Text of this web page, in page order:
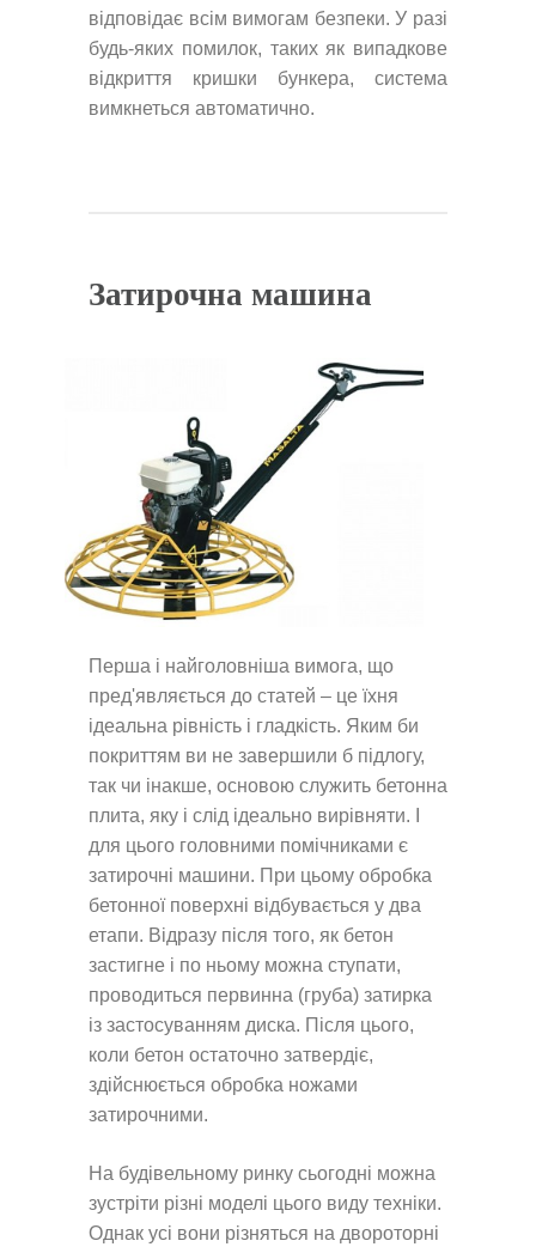
відповідає всім вимогам безпеки. У разі
будь-яких помилок, таких як випадкове
відкриття кришки бункера, система
вимкнеться автоматично.
Затирочна машина
Перша і найголовніша вимога, що
пред'являється до статей – це їхня
ідеальна рівність і гладкість. Яким би
покриттям ви не завершили б підлогу,
так чи інакше, основою служить бетонна
плита, яку і слід ідеально вирівняти. І
для цього головними помічниками є
затирочні машини. При цьому обробка
бетонної поверхні відбувається у два
етапи. Відразу після того, як бетон
застигне і по ньому можна ступати,
проводиться первинна (груба) затирка
із застосуванням диска. Після цього,
коли бетон остаточно затвердіє,
здійснюється обробка ножами
затирочними.
На будівельному ринку сьогодні можна
зустріти різні моделі цього виду техніки.
Однак усі вони різняться на двороторні